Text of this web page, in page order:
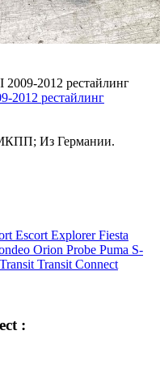
2009-2012 рестайлинг
2012 рестайлинг
Из Германии.
Escort ExplorerFiesta
Orion Probe Puma S-
Transit Transit Connect
: